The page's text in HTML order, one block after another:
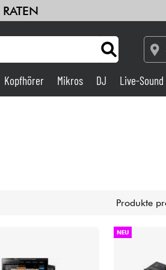
Kopfhörer Mikros DJ Live-Sound
Produkte
NEU